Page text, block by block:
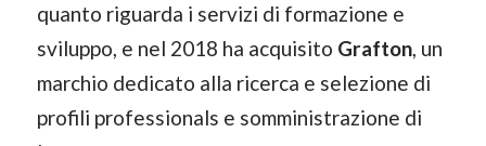
quanto riguarda i servizi di formazione e
sviluppo, e nel 2018 ha acquisito Grafton, un
marchio dedicato alla ricerca e selezione di
profili professionals e somministrazione di